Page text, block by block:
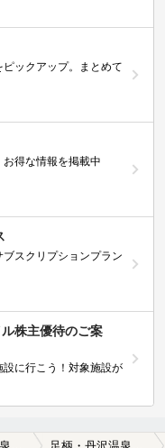
ックアップ。まとめて
得な情報を掲載中
スクリプションプラン
ル株主優待のご案
に行こう！対象施設が